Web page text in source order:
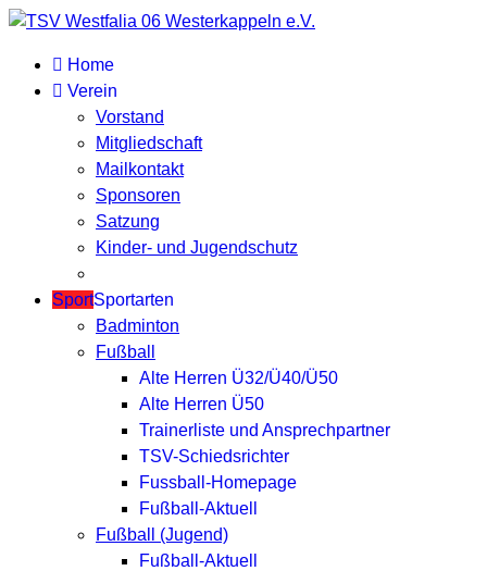
Home
Verein
Vorstand
Mitgliedschaft
Mailkontakt
Sponsoren
Satzung
Kinder- und Jugendschutz
SportSportarten
Badminton
Fußball
Alte Herren Ü32/Ü40/Ü50
Alte Herren Ü50
Trainerliste und Ansprechpartner
TSV-Schiedsrichter
Fussball-Homepage
Fußball-Aktuell
Fußball (Jugend)
Fußball-Aktuell